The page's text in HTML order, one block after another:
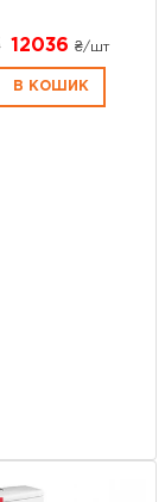
12036₴/шт
В КОШИК